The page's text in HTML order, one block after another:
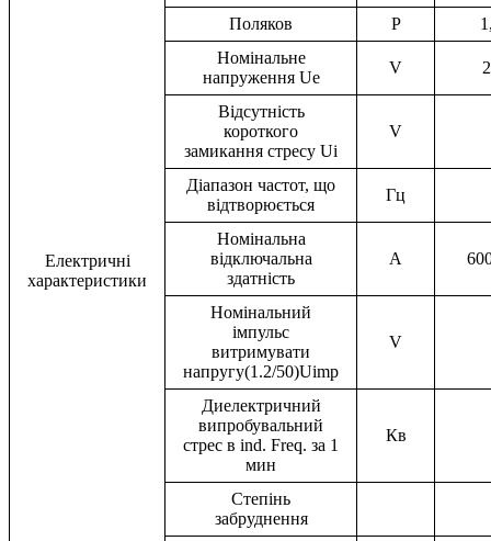
Електричні
характеристики
Поляков
P
Номінальне
напруження Ue
V
Відсутність
короткого
замикання стресу Ui
V
Діапазон частот, що
відтворюється
Гц
Номінальна
відключальна
здатність
A
Номінальний
імпульс
витримувати
напругу(1.2/50)Uimp
V
Диелектричний
випробувальний
стрес в ind. Freq. за 1
мин
Кв
Степінь
забруднення